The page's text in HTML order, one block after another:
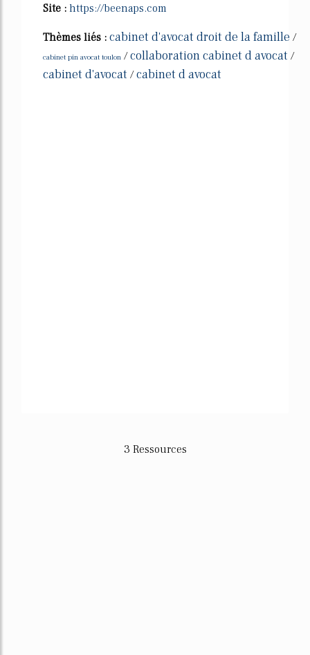
Site : https://beenaps.com
Thèmes liés : cabinet d'avocat droit de la famille /
cabinet pin avocat toulon /collaboration cabinet d avocat /
cabinet d'avocat /cabinet d avocat
3 Ressources